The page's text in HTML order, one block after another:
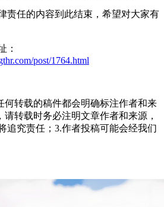
责任的内容到此结束，希望对大家有
：
post/1764.html
何转载的稿件都会明确标注作者和来
转载时务必注明文章作者和来源，
追究责任；3.作者投稿可能会经我们